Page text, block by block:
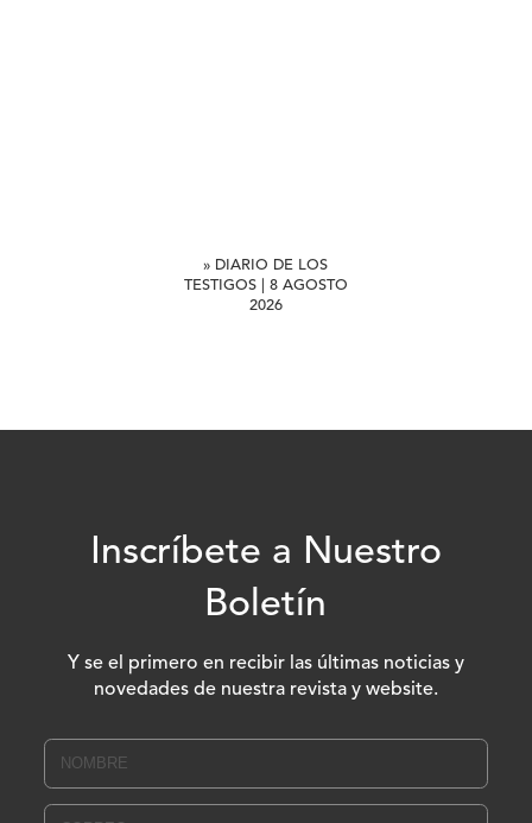
» DIARIO DE LOS
TESTIGOS | 8 AGOSTO
2026
Inscríbete a Nuestro
Boletín
Y se el primero en recibir las últimas noticias y
novedades de nuestra revista y website.